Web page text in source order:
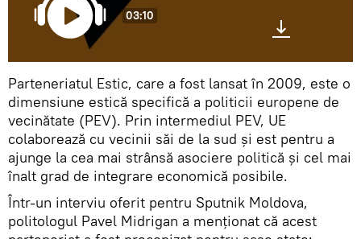
03:10
Parteneriatul Estic, care a fost lansat în 2009, este o
dimensiune estică specifică a politicii europene de
vecinătate (PEV). Prin intermediul PEV, UE
colaborează cu vecinii săi de la sud și est pentru a
ajunge la cea mai strânsă asociere politică și cel mai
înalt grad de integrare economică posibile.
Într-un interviu oferit pentru Sputnik Moldova,
politologul Pavel Midrigan a menționat că acest